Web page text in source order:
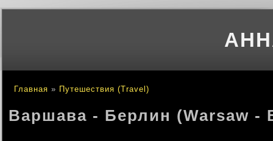
Вы здесь
Главная » Путешествия (Travel)
Варшава - Берлин (Warsaw -